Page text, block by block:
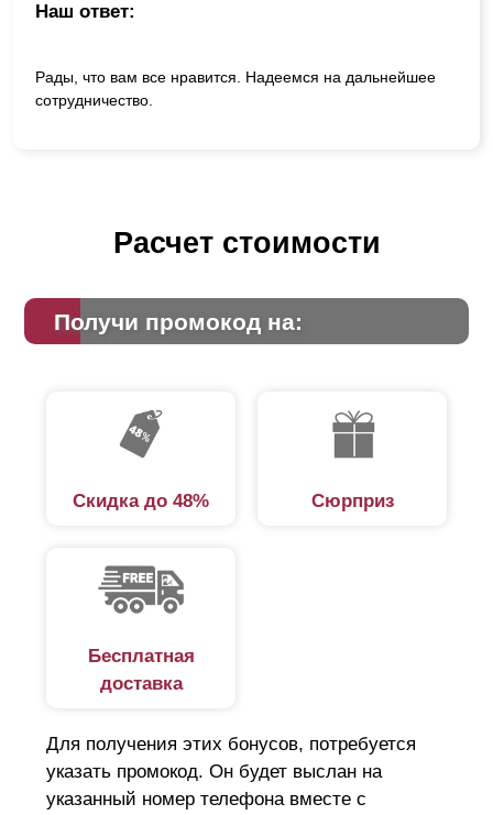
Наш ответ:
Рады, что вам все нравится. Надеемся на дальнейшее
сотрудничество.
Расчет стоимости
Получи промокод на:
Скидка до 48% Сюрприз
Бесплатная
доставка
Для получения этих бонусов, потребуется
указать промокод. Он будет выслан на
указанный номер телефона вместе с